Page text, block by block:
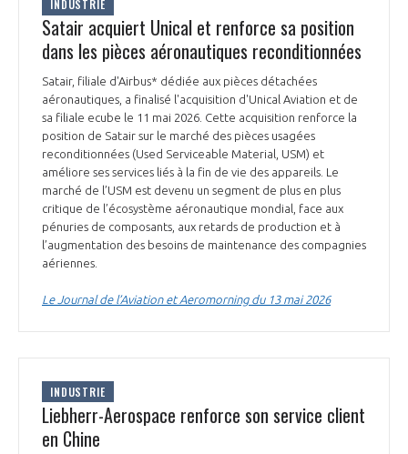
INDUSTRIE
Satair acquiert Unical et renforce sa position
dans les pièces aéronautiques reconditionnées
Satair, filiale d'Airbus* dédiée aux pièces détachées
aéronautiques, a finalisé l'acquisition d'Unical Aviation et de
sa filiale ecube le 11 mai 2026. Cette acquisition renforce la
position de Satair sur le marché des pièces usagées
reconditionnées (Used Serviceable Material, USM) et
améliore ses services liés à la fin de vie des appareils. Le
marché de l’USM est devenu un segment de plus en plus
critique de l’écosystème aéronautique mondial, face aux
pénuries de composants, aux retards de production et à
l’augmentation des besoins de maintenance des compagnies
aériennes.
Le Journal de l’Aviation et Aeromorning du 13 mai 2026
INDUSTRIE
Liebherr-Aerospace renforce son service client
en Chine